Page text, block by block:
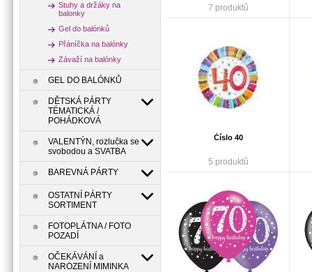
Stuhy a držáky na
balonky
Gel do balónků
Přáníčka na balónky
Závaží na balónky
GEL DO BALÓNKŮ
DĚTSKÁ PÁRTY
TÉMATICKÁ /
POHÁDKOVÁ
VALENTÝN, rozlučka se
svobodou a SVATBA
BAREVNÁ PÁRTY
OSTATNÍ PÁRTY
SORTIMENT
FOTOPLÁTNA / FOTO
POZADÍ
OČEKÁVÁNÍ a
NAROZENÍ MIMINKA
7 produktů
Číslo 40
5 produktů